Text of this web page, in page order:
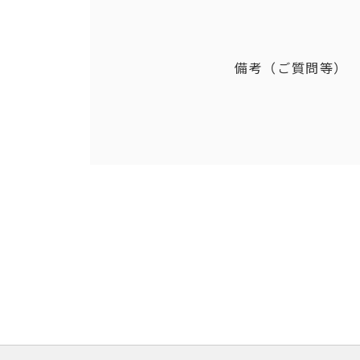
備考（ご質問等）